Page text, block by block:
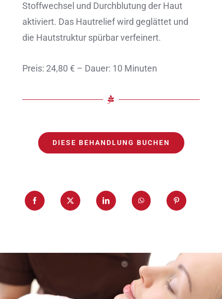
Stoffwechsel und Durchblutung der Haut
aktiviert. Das Hautrelief wird geglättet und
die Hautstruktur spürbar verfeinert.
Preis: 24,80 € – Dauer: 10 Minuten
DIESE BEHANDLUNG BUCHEN